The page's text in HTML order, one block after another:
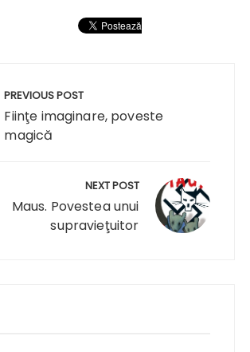
PREVIOUS POST
Fiinţe imaginare, poveste
magică
NEXT POST
Maus. Povestea unui
supravieţuitor